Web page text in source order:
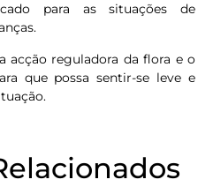
para as situações de
acção reguladora da flora e o
que possa sentir-se leve e